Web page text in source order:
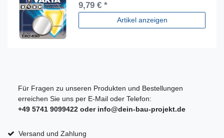
9,79 € *
Artikel anzeigen
Für Fragen zu unseren Produkten und Bestellungen
erreichen Sie uns per E-Mail oder Telefon:
+49 5741 9099422 oder info@dein-bau-projekt.de
Versand und Zahlung